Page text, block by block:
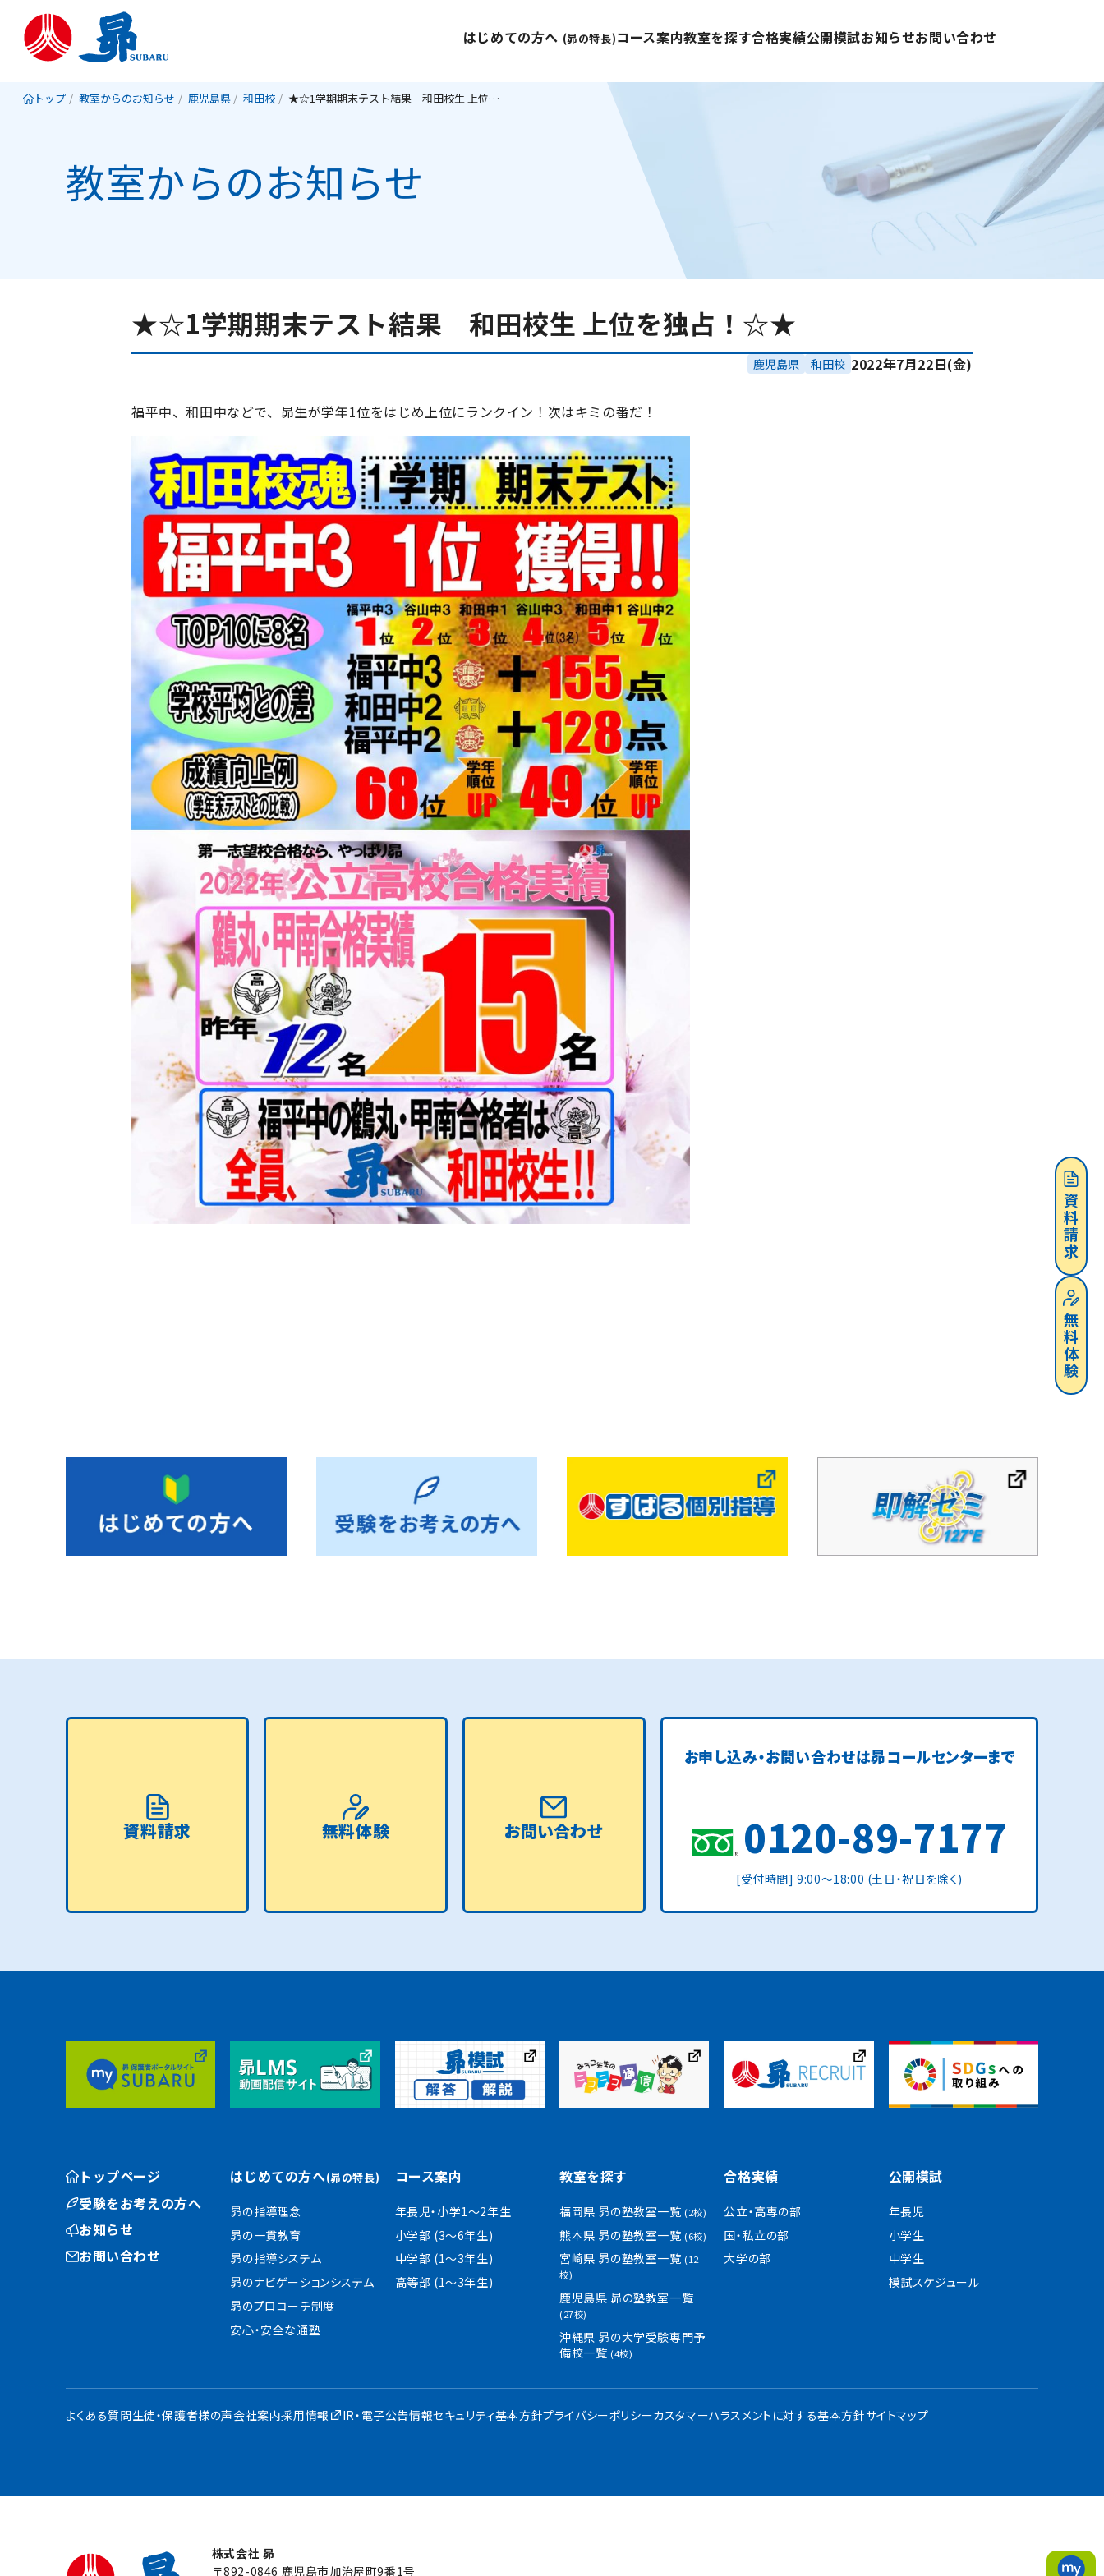
はじめての方へ (昴の特長)コース案内教室を探す合格実績公開模試お知らせお問い合わせ
資料請求
無料体験
トップ 教室からのお知らせ 鹿児島県 和田校 ★☆1学期期末テスト結果 和田校生 上位を独占！☆★
教室からのお知らせ
★☆1学期期末テスト結果 和田校生 上位を独占！☆★
鹿児島県 和田校 2022年7月22日(金)
福平中、和田中などで、昴生が学年1位をはじめ上位にランクイン！次はキミの番だ！
資料請求 無料体験 お問い合わせ
お申し込み・お問い合わせは昴コールセンターまで
0120-89-7177
[受付時間] 9:00〜18:00 (土日・祝日を除く)
トップページ
受験をお考えの方へ
お知らせ
お問い合わせ
はじめての方へ(昴の特長)
昴の指導理念
昴の一貫教育
昴の指導システム
昴のナビゲーションシステム
昴のプロコーチ制度
安心・安全な通塾
コース案内
年長児・小学1〜2年生
小学部 (3〜6年生)
中学部 (1〜3年生)
高等部 (1〜3年生)
教室を探す
福岡県 昴の塾教室一覧(2校)
熊本県 昴の塾教室一覧(6校)
宮崎県 昴の塾教室一覧(12
校)
鹿児島県 昴の塾教室一覧
(27校)
沖縄県 昴の大学受験専門予
備校一覧 (4校)
合格実績
公立・高専の部
国・私立の部
大学の部
公開模試
年長児
小学生
中学生
模試スケジュール
よくある質問生徒・保護者様の声会社案内採用情報 IR・電子公告情報セキュリティ基本方針プライバシーポリシーカスタマーハラスメントに対する基本方針サイトマップ
株式会社 昴
〒892-0846 鹿児島市加治屋町9番1号